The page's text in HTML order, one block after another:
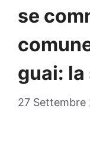
se
guai:
27 Settembre